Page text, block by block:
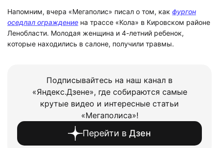
Напомним, вчера «Мегаполис» писал о том, как фургон
оседлал ограждение на трассе «Кола» в Кировском районе
Ленобласти. Молодая женщина и 4-летний ребенок,
которые находились в салоне, получили травмы.
Подписывайтесь на наш канал в
«Яндекс.Дзене», где собираются самые
крутые видео и интересные статьи
«Мегаполиса»!
Перейти в Дзен